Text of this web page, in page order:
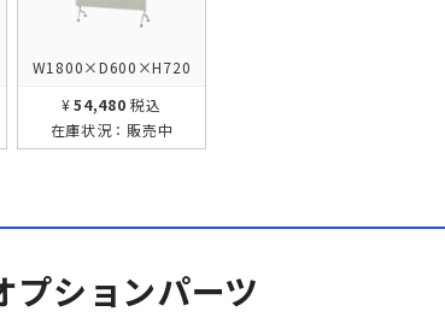
W1800×D600×H720
¥54,480 税込
在庫状況： 販売中
プションパーツ